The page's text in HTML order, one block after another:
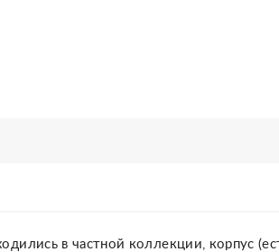
в частной коллекции, корпус